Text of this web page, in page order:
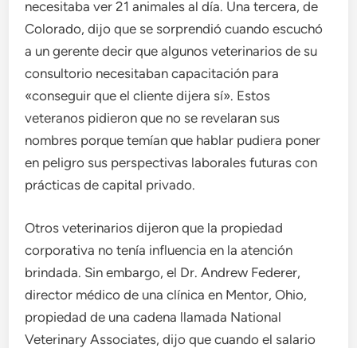
necesitaba ver 21 animales al día. Una tercera, de
Colorado, dijo que se sorprendió cuando escuchó
a un gerente decir que algunos veterinarios de su
consultorio necesitaban capacitación para
«conseguir que el cliente dijera sí». Estos
veteranos pidieron que no se revelaran sus
nombres porque temían que hablar pudiera poner
en peligro sus perspectivas laborales futuras con
prácticas de capital privado.
Otros veterinarios dijeron que la propiedad
corporativa no tenía influencia en la atención
brindada. Sin embargo, el Dr. Andrew Federer,
director médico de una clínica en Mentor, Ohio,
propiedad de una cadena llamada National
Veterinary Associates, dijo que cuando el salario